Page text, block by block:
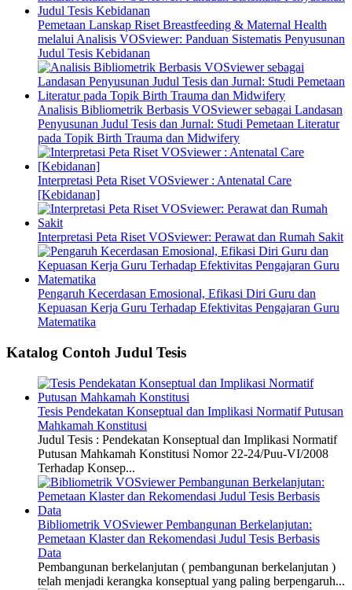
Pemetaan Lanskap Riset Breastfeeding & Maternal Health
melalui Analisis VOSviewer: Panduan Sistematis Penyusunan
Judul Tesis Kebidanan
Analisis Bibliometrik Berbasis VOSviewer sebagai Landasan
Penyusunan Judul Tesis dan Jurnal: Studi Pemetaan Literatur
pada Topik Birth Trauma dan Midwifery
Interpretasi Peta Riset VOSviewer : Antenatal Care
[Kebidanan]
Interpretasi Peta Riset VOSviewer: Perawat dan Rumah Sakit
Pengaruh Kecerdasan Emosional, Efikasi Diri Guru dan
Kepuasan Kerja Guru Terhadap Efektivitas Pengajaran Guru
Matematika
Katalog Contoh Judul Tesis
Tesis Pendekatan Konseptual dan Implikasi Normatif Putusan
Mahkamah Konstitusi
Judul Tesis : Pendekatan Konseptual dan Implikasi Normatif
Putusan Mahkamah Konstitusi Nomor 22-24/Puu-VI/2008
Terhadap Konsep...
Bibliometrik VOSviewer Pembangunan Berkelanjutan:
Pemetaan Klaster dan Rekomendasi Judul Tesis Berbasis
Data
Pembangunan berkelanjutan ( pembangunan berkelanjutan )
telah menjadi kerangka konseptual yang paling berpengaruh...